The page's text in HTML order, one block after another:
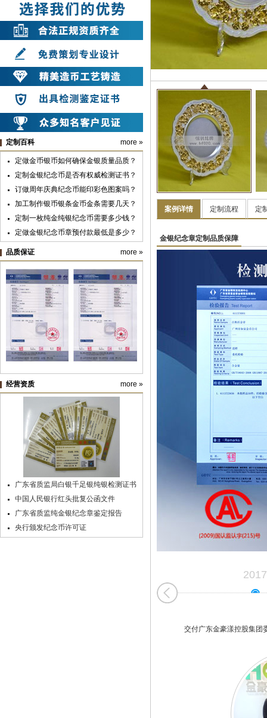
案例详情 定制流程 定
金银纪念章定制品质保障
2017
交付广东金豪漾控股集团
上海暨轩生物医学科技有限公司
深圳宇宏集团
中国银行湛江分行
佛山市顺德农村商银行
中共汉滨区委
山东兆通科技有限公司
中共安康市委
中共汉滨区委组织部
山东长征教育科技有限公司
深圳市彬讯科技有限公司（土巴兔）
上海雪榕生物科技股份有限公司
广亚铝业集团
广州市第七中学
广州华夏职业学院
定制百科 more »
定做金币银币如何确保金银质量品质？
定制金银纪念币是否有权威检测证书？
订做周年庆典纪念币能印彩色图案吗？
加工制作银币银条金币金条需要几天？
定制一枚纯金纯银纪念币需要多少钱？
定做金银纪念币章预付款最低是多少？
黄金纯金首饰新国标明年实施，“千足
金”标准取消
纪念银币制作与纪念金币定制：明确使
用目的很重要
纪念币盒子的九大类价格及档次
纯金银纪念章定制材料价格预算
品质保证 more »
经营资质 more »
广东省质监局白银千足银纯银检测证书
中国人民银行红头批复公函文件
广东省质监纯金银纪念章鉴定报告
央行颁发纪念币许可证